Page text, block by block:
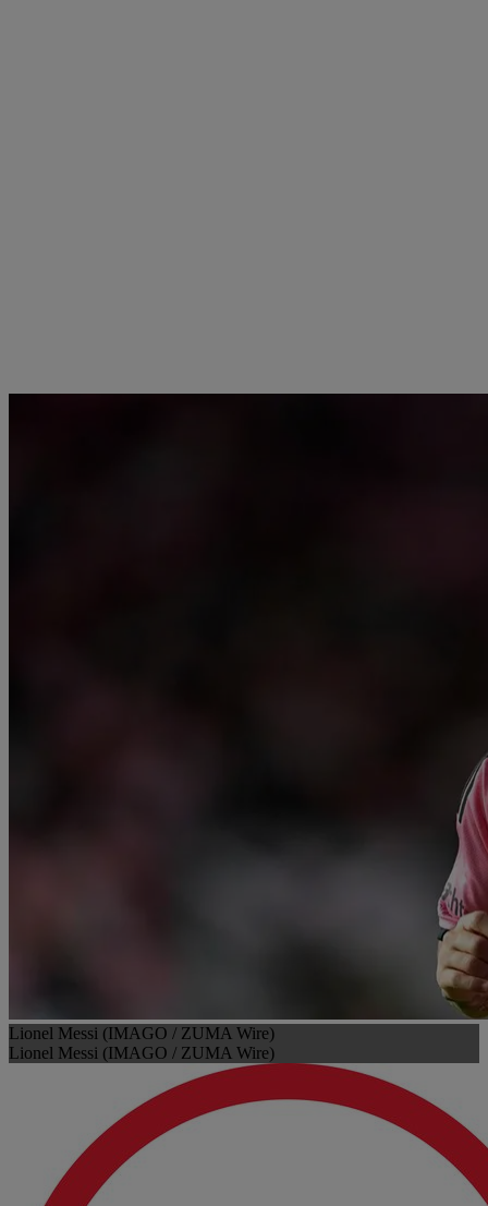
Lionel Messi (IMAGO / ZUMA Wire)
Lionel Messi (IMAGO / ZUMA Wire)